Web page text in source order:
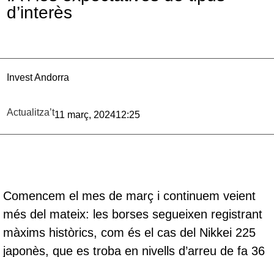
d’interès
Invest Andorra
Actualitza’t11 març, 202412:25
Comencem el mes de març i continuem veient
més del mateix: les borses segueixen registrant
màxims històrics, com és el cas del Nikkei 225
japonès, que es troba en nivells d’arreu de fa 36